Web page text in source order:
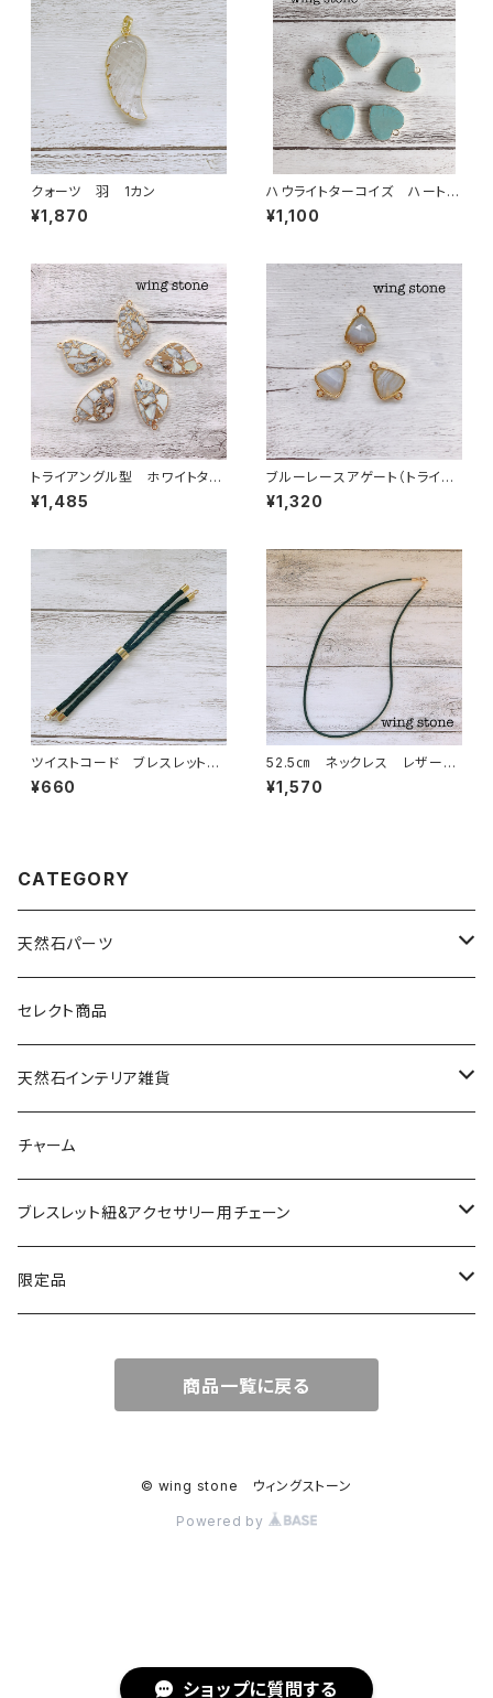
ショップに質問する
クォーツ 羽 1カン
¥1,870
ハウライトターコイズ ハート形
（１カン）ゴールド
¥1,100
トライアングル型 ホワイトター
コイズコッパー 2カン
¥1,485
ブルーレースアゲート（トライア
ングル型）２カン
¥1,320
ツイストコード ブレスレット
紐 ブラック
¥660
52.5㎝ ネックレス レザー
紐 ブラック
¥1,570
CATEGORY
天然石パーツ
天然石
ドゥルージー
ソーラークォーツ
コッパー
アゲート
セレクト商品
天然石インテリア雑貨
天然石スライスコースター
天然石キャンドルホルダー
チャーム
ブレスレット紐&アクセサリー用チェーン
ネックレスチェーン
ブレスレット紐
限定品
summer Box
商品一覧に戻る
© wing stone ウィングストーン
Powered by